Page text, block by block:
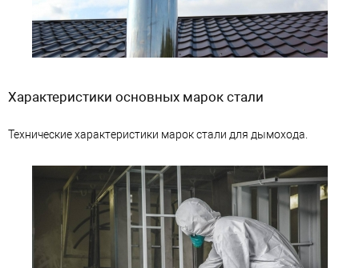
Характеристики основных марок стали
Технические характеристики марок стали для дымохода.